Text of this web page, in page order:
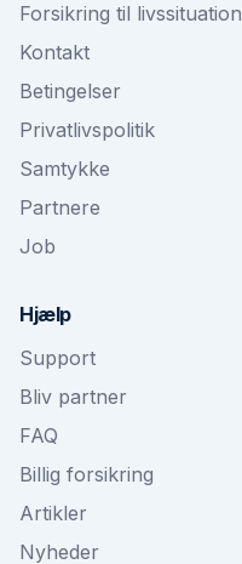
Forsikring til livssituation
Kontakt
Betingelser
Privatlivspolitik
Samtykke
Partnere
Job
Hjælp
Support
Bliv partner
FAQ
Billig forsikring
Artikler
Nyheder